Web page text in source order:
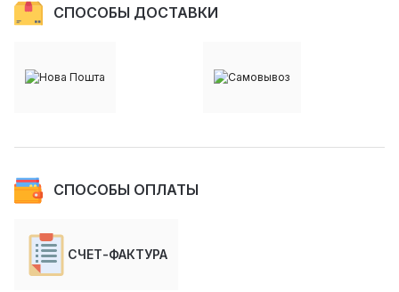
СПОСОБЫ ДОСТАВКИ
СПОСОБЫ ОПЛАТЫ
СЧЕТ-ФАКТУРА